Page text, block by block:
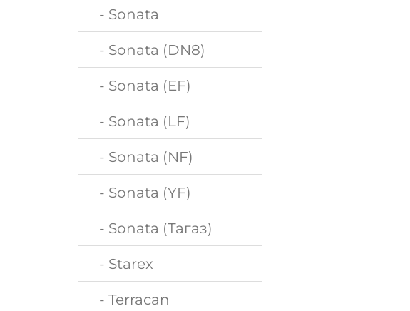
- Sonata
- Sonata (DN8)
- Sonata (EF)
- Sonata (LF)
- Sonata (NF)
- Sonata (YF)
- Sonata (Тагаз)
- Starex
- Terracan